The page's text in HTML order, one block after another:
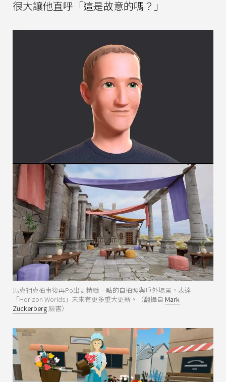
很大讓他直呼「這是故意的嗎？」
馬克祖克柏事後再Po出更精緻一點的自拍照與戶外場景，表達
「Horizon Worlds」未來有更多重大更新。（翻攝自 Mark
Zuckerberg臉書）